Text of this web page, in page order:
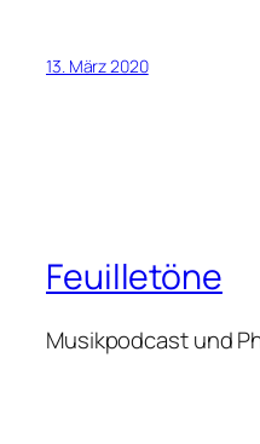
13. März 2020
Feuilletöne
Musikpodcast und